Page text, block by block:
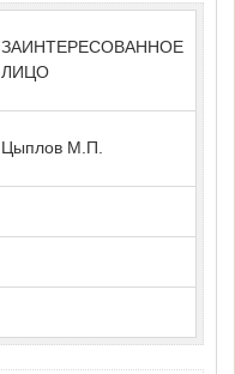
ЗАИНТЕРЕСОВАННОЕ
ЛИЦО
Цыплов М.П.